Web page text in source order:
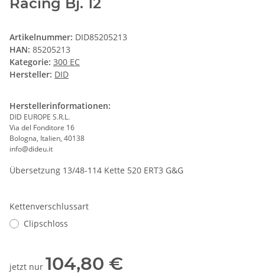
Artikelnummer: DID85205213
HAN: 85205213
Kategorie: 300 EC
Hersteller: DID
Herstellerinformationen:
DID EUROPE S.R.L.
Via del Fonditore 16
Bologna, Italien, 40138
info@dideu.it
Übersetzung 13/48-114 Kette 520 ERT3 G&G
Kettenverschlussart
Clipschloss
jetzt nur 104,80 €